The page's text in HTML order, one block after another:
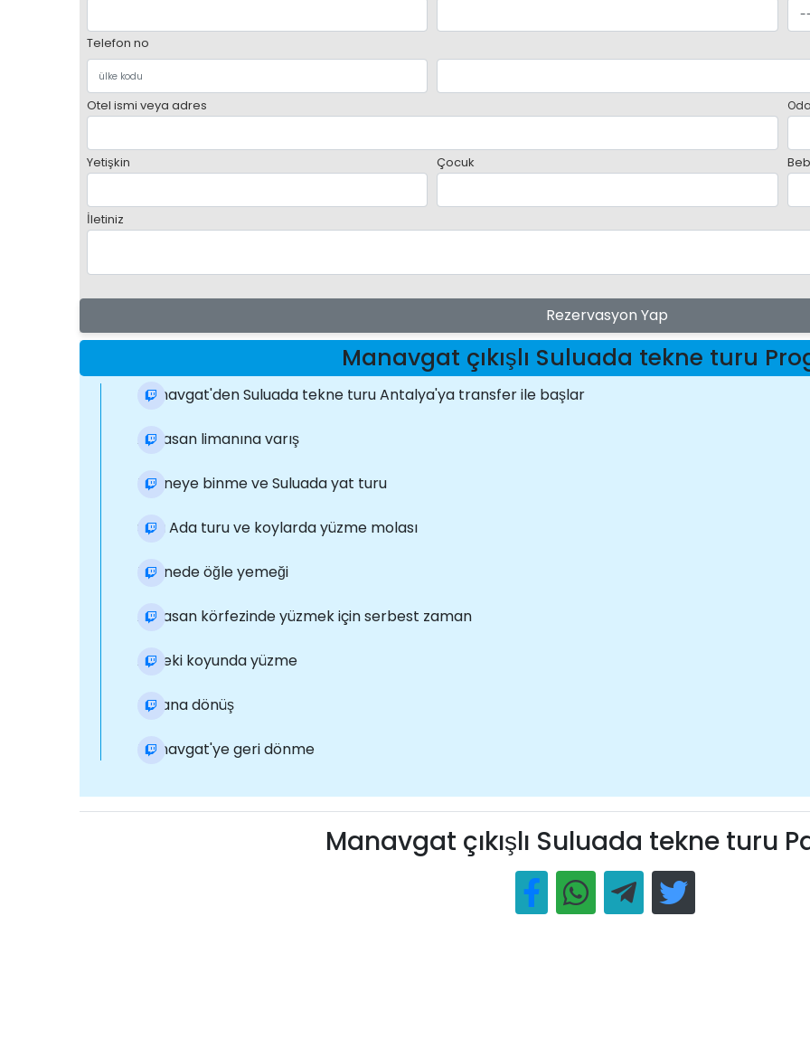
Telefon no
Otel ismi veya adres
Yetişkin Çocuk
İletiniz
Rezervasyon Yap
Manavgat çıkışlı Suluada tekne turu
Manavgat'den Suluada tekne turu Antalya'ya transfer ile başlar
Adrasan limanına varış
Tekneye binme ve Suluada yat turu
Sulu Ada turu ve koylarda yüzme molası
Teknede öğle yemeği
Adrasan körfezinde yüzmek için serbest zaman
Akseki koyunda yüzme
Limana dönüş
Manavgat'ye geri dönme
Manavgat çıkışlı Suluada tekne turu